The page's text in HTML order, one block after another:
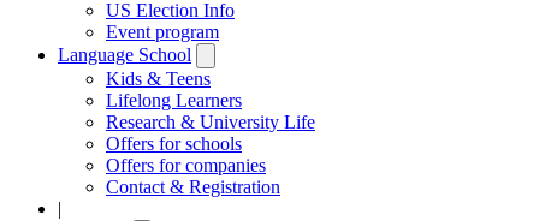
US Election Info
Event program
Language School
submenu
Kids & Teens
Lifelong Learners
Research & University Life
Offers for schools
Offers for companies
Contact & Registration
|